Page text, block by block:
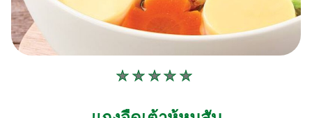
ไม่มี